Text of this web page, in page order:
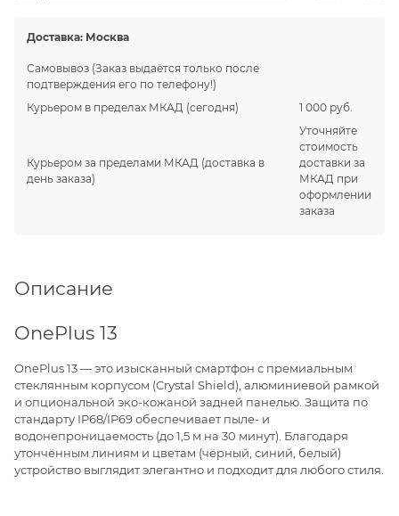
Доставка: Москва
Самовывоз (Заказ выдаётся только после
подтверждения его по телефону!)
Курьером в пределах МКАД (сегодня) 1 000 руб.
Курьером за пределами МКАД (доставка в
день заказа)
Уточняйте
стоимость
доставки за
МКАД при
оформлении
заказа
Описание
OnePlus 13
OnePlus 13 — это изысканный смартфон с премиальным
стеклянным корпусом (Crystal Shield), алюминиевой рамкой
и опциональной эко-кожаной задней панелью. Защита по
стандарту IP68/IP69 обеспечивает пыле- и
водонепроницаемость (до 1,5 м на 30 минут). Благодаря
утончённым линиям и цветам (чёрный, синий, белый)
устройство выглядит элегантно и подходит для любого стиля.